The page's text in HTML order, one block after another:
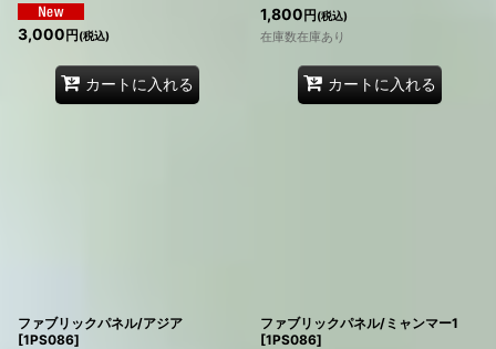
3,000円(税込)
カートに入れる
1,800 円 (税込)
在庫数在庫あり
カートに入れる
ファブリックパネル/アジア
[1PS086]
ファブリックパネル/ミャンマー1
[1PS086]